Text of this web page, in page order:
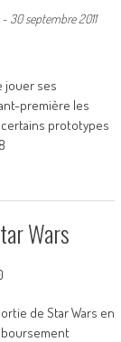
30 septembre 2011
jouer ses
première les
prototypes
Wars
de Star Wars en